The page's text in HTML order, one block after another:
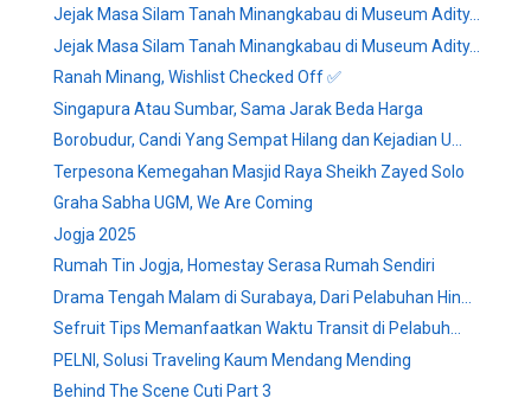
Jejak Masa Silam Tanah Minangkabau di Museum Adity...
Jejak Masa Silam Tanah Minangkabau di Museum Adity...
Ranah Minang, Wishlist Checked Off ✅
Singapura Atau Sumbar, Sama Jarak Beda Harga
Borobudur, Candi Yang Sempat Hilang dan Kejadian U...
Terpesona Kemegahan Masjid Raya Sheikh Zayed Solo
Graha Sabha UGM, We Are Coming
Jogja 2025
Rumah Tin Jogja, Homestay Serasa Rumah Sendiri
Drama Tengah Malam di Surabaya, Dari Pelabuhan Hin...
Sefruit Tips Memanfaatkan Waktu Transit di Pelabuh...
PELNI, Solusi Traveling Kaum Mendang Mending
Behind The Scene Cuti Part 3